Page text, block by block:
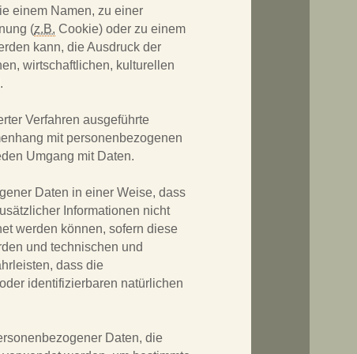
einem Namen, zu einer
(z.B. Cookie) oder zu einem
kann, die Ausdruck der
wirtschaftlichen, kulturellen
Verfahren ausgeführte
mit personenbezogenen
Umgang mit Daten.
Daten in einer Weise, dass
Informationen nicht
werden können, sofern diese
und technischen und
dass die
identifizierbaren natürlichen
Daten, die